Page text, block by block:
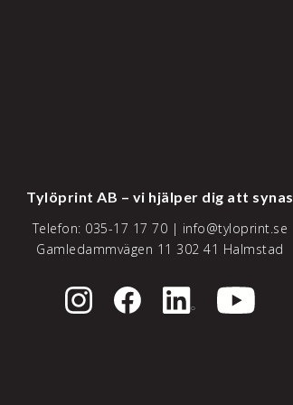
Tylöprint AB – vi hjälper dig att synas
Telefon: 035-17 17 70 | info@tyloprint.se
Gamledammvägen 11 302 41 Halmstad